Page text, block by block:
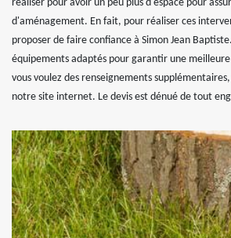
réaliser pour avoir un peu plus d'espace pour
d'aménagement. En fait, pour réaliser ces
proposer de faire confiance à Simon Jean
équipements adaptés pour garantir une
vous voulez des renseignements
notre site internet. Le devis est dénué de tout